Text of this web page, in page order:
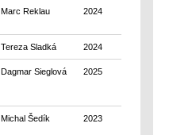
Marc Reklau 2024
Tereza Sladká 2024
Dagmar Sieglová 2025
Michal Šedík 2023